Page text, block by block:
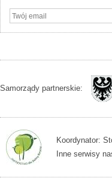
Samorządy partnerskie:
Koordynator:
Inne serwisy